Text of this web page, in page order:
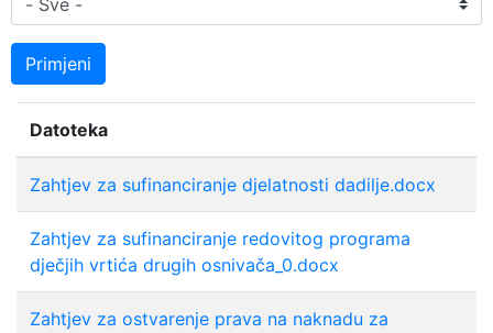
Primjeni
Datoteka
Zahtjev za sufinanciranje djelatnosti dadilje.docx
Zahtjev za sufinanciranje redovitog programa
dječjih vrtića drugih osnivača_0.docx
Zahtjev za ostvarenje prava na naknadu za